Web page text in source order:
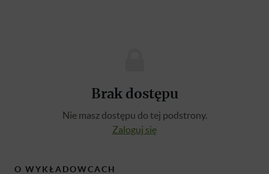
Brak dostępu
Nie masz dostępu do tej podstrony.
Zaloguj się
O WYKŁADOWCACH